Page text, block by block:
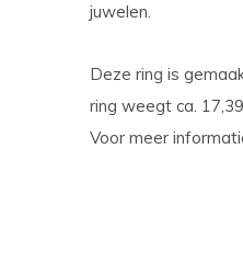
juwelen.
Deze ring is
ring weegt ca.
Voor meer